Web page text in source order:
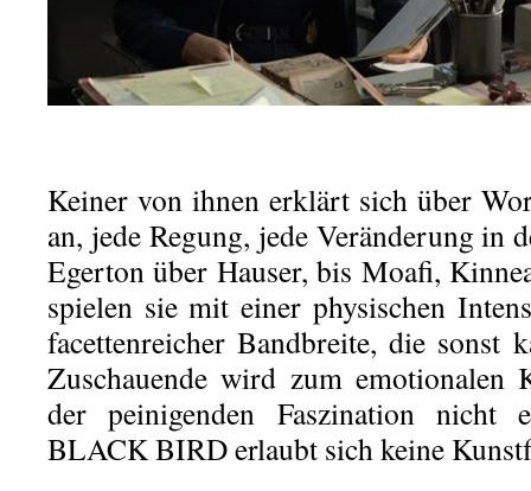
Keiner von ihnen erklärt sich über
an, jede Regung, jede Veränderung in
Egerton über Hauser, bis Moafi,
spielen sie mit einer physischen
facettenreicher Bandbreite, die sonst
Zuschauende wird zum emotionalen
der peinigenden Faszination nicht
BLACK BIRD erlaubt sich keine